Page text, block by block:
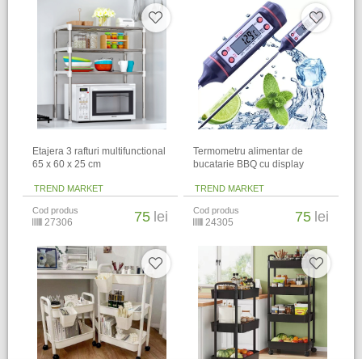
Etajera 3 rafturi multifunctional
65 x 60 x 25 cm
TREND MARKET
Cod produs
27306 75 lei
Termometru alimentar de
bucatarie BBQ cu display
TREND MARKET
Cod produs
24305 75 lei